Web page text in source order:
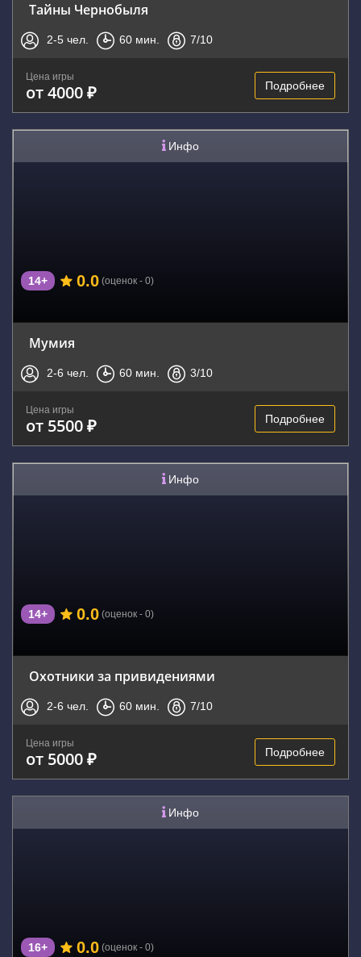
Тайны Чернобыля
2-5 чел. 60 мин. 7/10
Цена игры
от 4000 ₽ Подробнее
Инфо
14+ 0.0 (оценок - 0)
Мумия
2-6 чел. 60 мин. 3/10
Цена игры
от 5500 ₽ Подробнее
Инфо
14+ 0.0 (оценок - 0)
Охотники за привидениями
2-6 чел. 60 мин. 7/10
Цена игры
от 5000 ₽ Подробнее
Инфо
16+ 0.0 (оценок - 0)